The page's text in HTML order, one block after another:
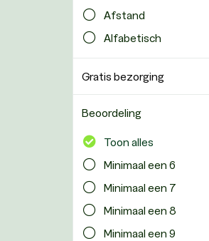
Afstand
Alfabetisch
Gratis bezorging
Beoordeling
Toon alles
Minimaal een 6
Minimaal een 7
Minimaal een 8
Minimaal een 9